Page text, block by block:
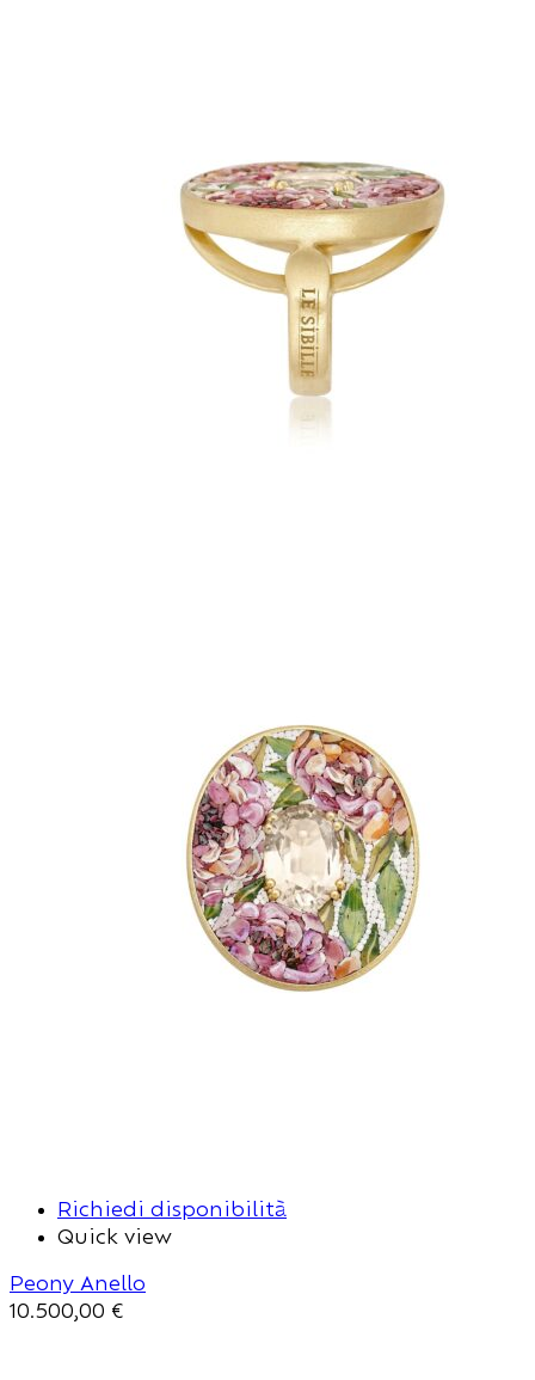
Richiedi disponibilità
Quick view
Peony Anello
10.500,00 €